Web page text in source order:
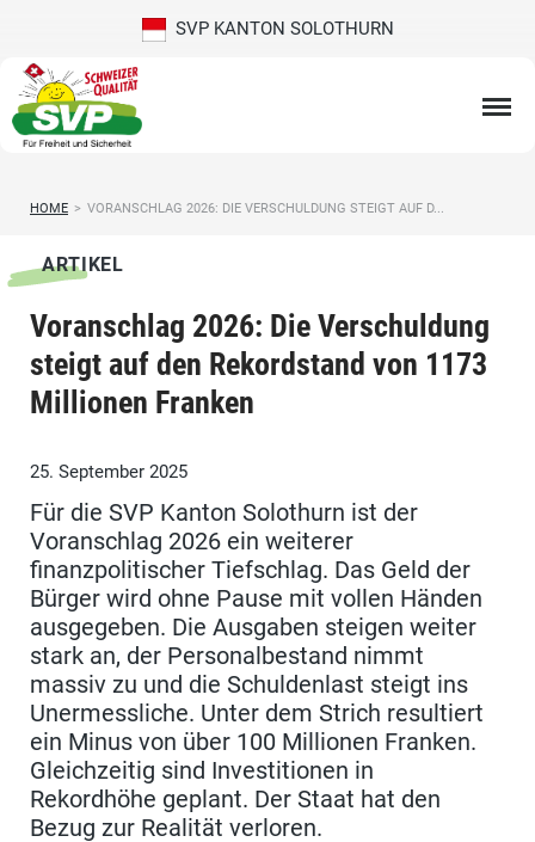
SVP KANTON SOLOTHURN
HOME > VORANSCHLAG 2026: DIE VERSCHULDUNG STEIGT AUF D...
ARTIKEL
Voranschlag 2026: Die Verschuldung
steigt auf den Rekordstand von 1173
Millionen Franken
25. September 2025
Für die SVP Kanton Solothurn ist der
Voranschlag 2026 ein weiterer
finanzpolitischer Tiefschlag. Das Geld der
Bürger wird ohne Pause mit vollen Händen
ausgegeben. Die Ausgaben steigen weiter
stark an, der Personalbestand nimmt
massiv zu und die Schuldenlast steigt ins
Unermessliche. Unter dem Strich resultiert
ein Minus von über 100 Millionen Franken.
Gleichzeitig sind Investitionen in
Rekordhöhe geplant. Der Staat hat den
Bezug zur Realität verloren.